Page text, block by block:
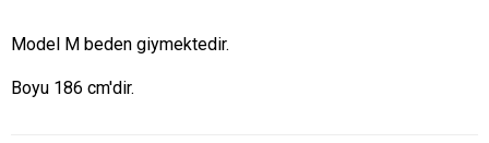
Model M beden giymektedir.
Boyu 186 cm'dir.